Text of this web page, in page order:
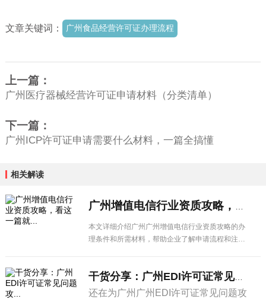
文章关键词： 广州食品经营许可证办理流程
上一篇：
广州医疗器械经营许可证申请材料（分类清单）
下一篇：
广州ICP许可证申请需要什么材料，一篇全搞懂
相关解读
本文详细介绍广州广州增值电信行业资质攻略的办
理条件和所需材料，帮助企业了解申请流程和注意
干货分享：广州EDI许可证常见问题攻...
还在为广州广州EDI许可证常见问题攻